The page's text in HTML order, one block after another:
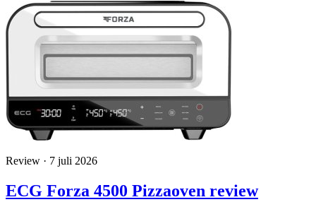
Review · 7 juli 2026
ECG Forza 4500 Pizzaoven review